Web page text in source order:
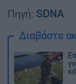
Πηγή: SDNA
Διαβάστε